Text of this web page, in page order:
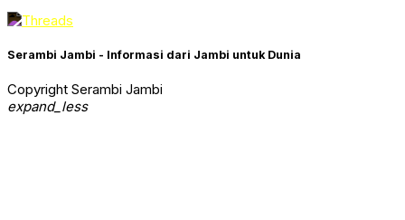
Serambi Jambi - Informasi dari Jambi untuk Dunia
Copyright Serambi Jambi
expand_less